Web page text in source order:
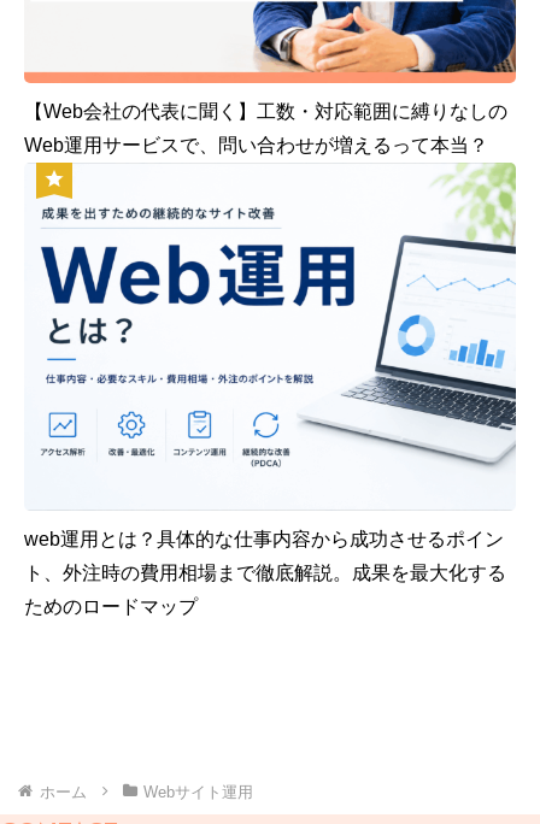
【Web会社の代表に聞く】工数・対応範囲に縛りなしの
Web運用サービスで、問い合わせが増えるって本当？
web運用とは？具体的な仕事内容から成功させるポイン
ト、外注時の費用相場まで徹底解説。成果を最大化する
ためのロードマップ
ホーム Webサイト運用